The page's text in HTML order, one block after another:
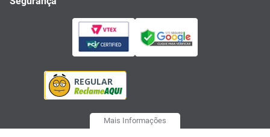
Mais Informações